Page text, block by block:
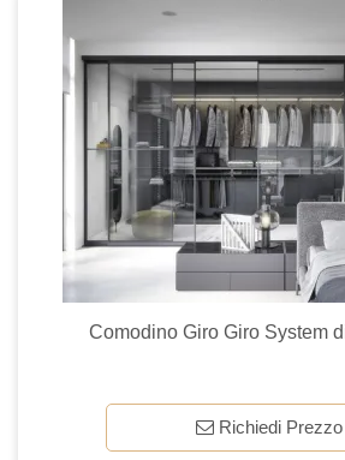
Comodino Giro Giro System
Richiedi Prezzo